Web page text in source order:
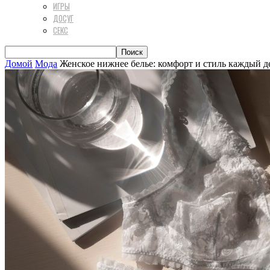
ИГРЫ
ДОСУГ
СЕКС
Домой Мода Женское нижнее белье: комфорт и стиль каждый